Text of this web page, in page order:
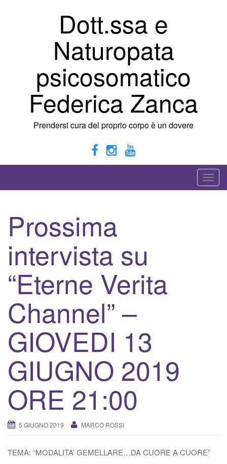
Dott.ssa e
Naturopata
psicosomatico
Federica Zanca
Prendersi cura del proprio corpo è un dovere
A
t
Prossima
intervista su
“Eterne Verita
Channel” –
GIOVEDI 13
GIUGNO 2019
ORE 21:00
5 GIUGNO 2019 MARCO ROSSI
TEMA: “MODALITA’ GEMELLARE…DA CUORE A CUORE”